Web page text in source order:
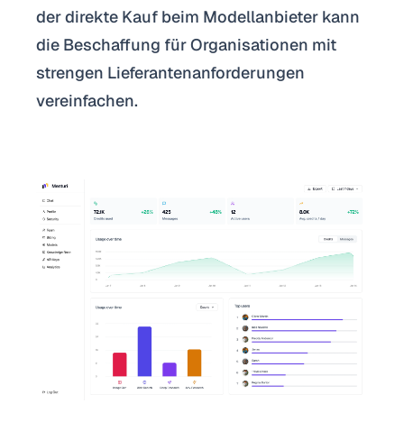
der direkte Kauf beim Modellanbieter kann
die Beschaffung für Organisationen mit
strengen Lieferantenanforderungen
vereinfachen.